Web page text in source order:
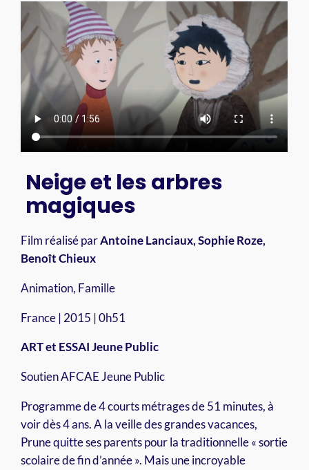
Neige et les arbres
magiques
Film réalisé parAntoine Lanciaux, Sophie Roze,
Benoît Chieux
Animation, Famille
France | 2015 | 0h51
ART et ESSAI Jeune Public
Soutien AFCAE Jeune Public
Programme de 4 courts métrages de 51 minutes, à
voir dès 4 ans. A la veille des grandes vacances,
Prune quitte ses parents pour la traditionnelle « sortie
scolaire de fin d’année ». Mais une incroyable